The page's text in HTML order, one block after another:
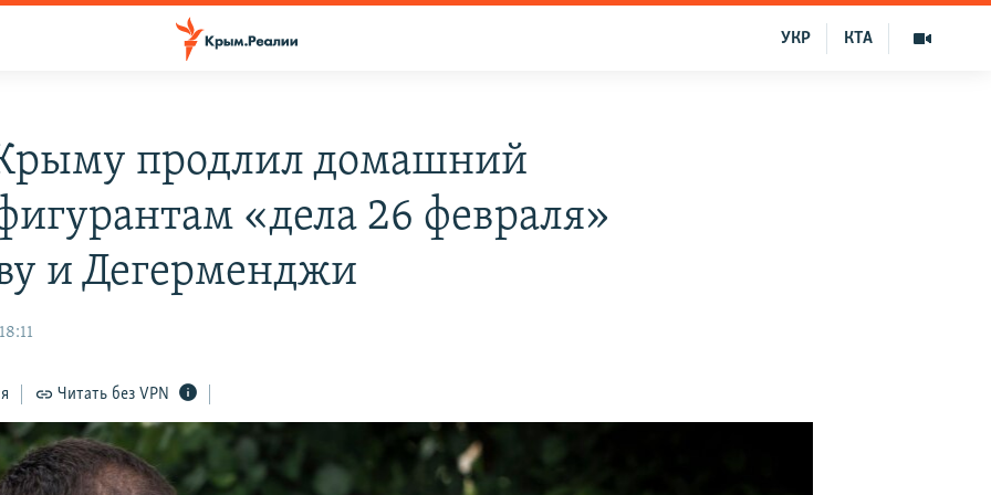
КТА
УКР
продлил домашний
«дела 26 февраля»
и Дегерменджи
Читать без VPN